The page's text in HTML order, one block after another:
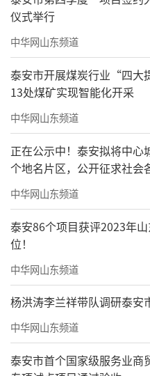
仪式举行
中华网山东频道
泰安市开展煤炭行业“四大
13处煤矿实现智能化开采
中华网山东频道
正在公示中！泰安拟将中心
个地名片区，公开征求社会
中华网山东频道
泰安86个项目获评2023年
位！
中华网山东频道
杨洪涛李兰祥带队调研泰安
中华网山东频道
泰安市首个国家级服务业商